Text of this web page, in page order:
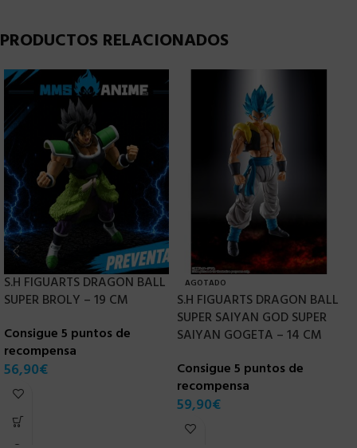
PRODUCTOS RELACIONADOS
S.H FIGUARTS DRAGON BALL
SUPER BROLY – 19 CM
Consigue 5 puntos de
recompensa
56,90€
AGOTADO
S.H FIGUARTS DRAGON BALL
SUPER SAIYAN GOD SUPER
SAIYAN GOGETA – 14 CM
Consigue 5 puntos de
recompensa
59,90€